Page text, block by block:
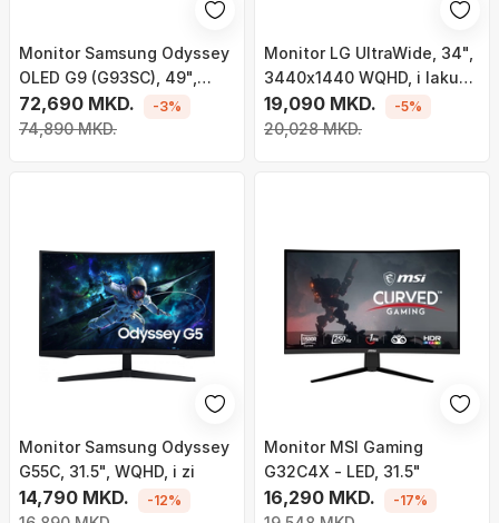
Monitor Samsung Odyssey
OLED G9 (G93SC), 49",
DQHD, i argjendtë
72,690 MKD.
74,890 MKD.
-3%
Monitor LG UltraWide, 34",
3440x1440 WQHD, i lakuar,
i zi
19,090 MKD.
20,028 MKD.
-5%
Monitor Samsung Odyssey
G55C, 31.5", WQHD, i zi
14,790 MKD. -12%
Monitor MSI Gaming
G32C4X - LED, 31.5"
16,290 MKD. -17%